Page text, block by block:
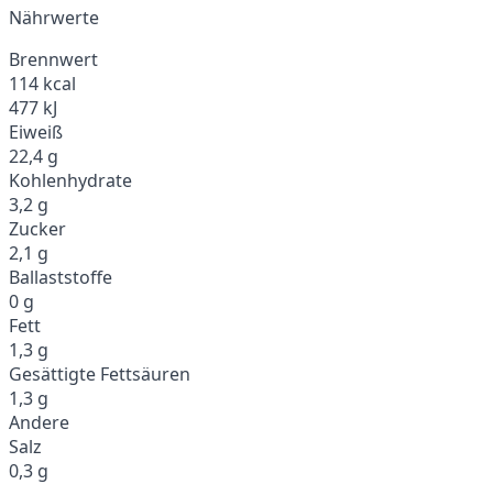
Nährwerte
Brennwert
114 kcal
477 kJ
Eiweiß
22,4 g
Kohlenhydrate
3,2 g
Zucker
2,1 g
Ballaststoffe
0 g
Fett
1,3 g
Gesättigte Fettsäuren
1,3 g
Andere
Salz
0,3 g